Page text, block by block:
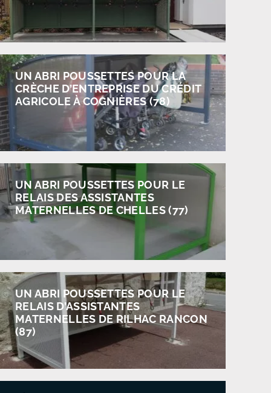
UN ABRI POUSSETTES POUR LA
CRÈCHE D’ENTREPRISE DU CRÉDIT
AGRICOLE À COGNIÈRES (78)
UN ABRI POUSSETTES POUR LE
RELAIS DES ASSISTANTES
MATERNELLES DE CHELLES (77)
UN ABRI POUSSETTES POUR LE
RELAIS D’ASSISTANTES
MATERNELLES DE RILHAC RANCON
(87)